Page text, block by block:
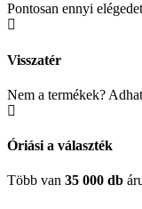
Pontosan ennyi
Visszatér
Nem a termékek?
Óriási a választék
Több van 35 000 db